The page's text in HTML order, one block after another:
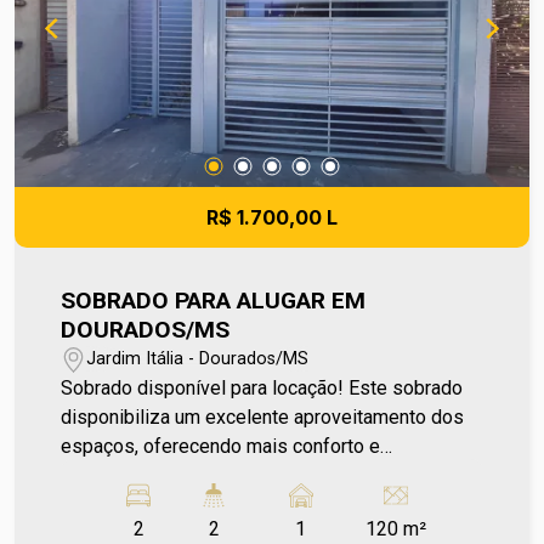
R$ 1.700,00 L
SOBRADO PARA ALUGAR EM
DOURADOS/MS
Jardim Itália - Dourados/MS
Sobrado disponível para locação! Este sobrado
disponibiliza um excelente aproveitamento dos
espaços, oferecendo mais conforto e
uma sala e cozinha integradas, proporcionando
um ambiente moderno e funcional, 2 dormitórios
2 2 1 120 m²